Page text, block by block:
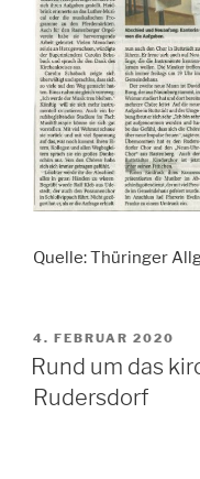
Quelle: Thüringer
VERÖFFENTLICHT
AM
4. FEBRUAR 2020
Rund um das
Rudersdorf